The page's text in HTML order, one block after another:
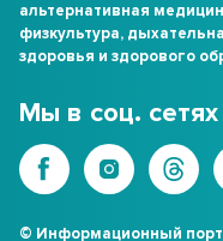
альтернативная
физкультура,
здоровья и здорового
Мы в соц. сетях
© Информационный